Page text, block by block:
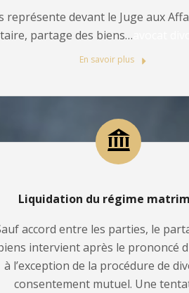
devant le Juge aux
partage des biens…
En savoir plus
Liquidation du régime
accord entre les parties, le
intervient après le prononcé
à l’exception de la procédure de
consentement mutuel. Une